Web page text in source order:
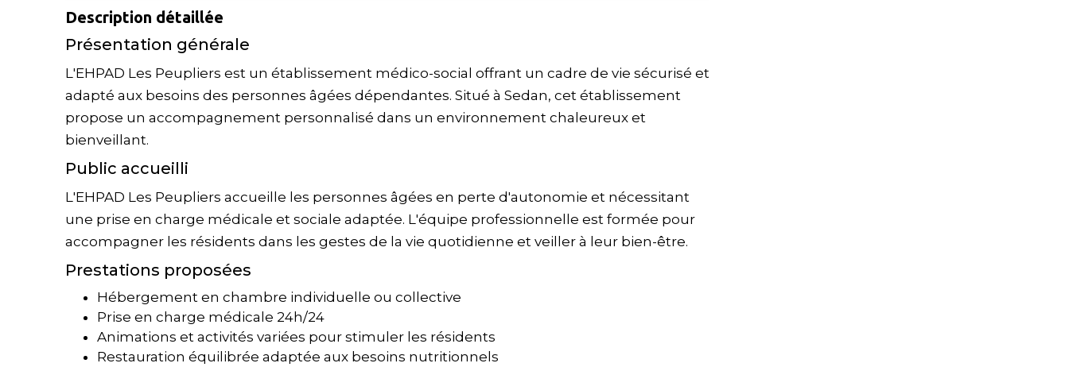
Description détaillée
Présentation générale
L'EHPAD Les Peupliers est un établissement médico-social offrant un cadre de vie sécurisé et
adapté aux besoins des personnes âgées dépendantes. Situé à Sedan, cet établissement
propose un accompagnement personnalisé dans un environnement chaleureux et
bienveillant.
Public accueilli
L'EHPAD Les Peupliers accueille les personnes âgées en perte d'autonomie et nécessitant
une prise en charge médicale et sociale adaptée. L'équipe professionnelle est formée pour
accompagner les résidents dans les gestes de la vie quotidienne et veiller à leur bien-être.
Prestations proposées
Hébergement en chambre individuelle ou collective
Prise en charge médicale 24h/24
Animations et activités variées pour stimuler les résidents
Restauration équilibrée adaptée aux besoins nutritionnels